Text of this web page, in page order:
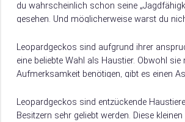
du wahrscheinlich schon seine
gesehen. Und möglicherweise warst du
Leopardgeckos sind aufgrund ihrer
eine beliebte Wahl als Haustier. Obwohl sie
Aufmerksamkeit benötigen, gibt es einen
Leopardgeckos sind entzückende
Besitzern sehr geliebt werden. Diese